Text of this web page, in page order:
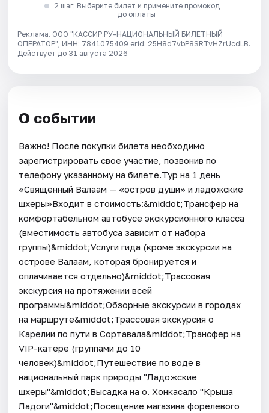
2 шаг. Выберите билет и примените промокод
до оплаты
Реклама. ООО "КАССИР.РУ-НАЦИОНАЛЬНЫЙ БИЛЕТНЫЙ
ОПЕРАТОР", ИНН: 7841075409 erid: 25H8d7vbP8SRTvHZrUcdLB.
Действует до 31 августа 2026
О событии
Важно! После покупки билета необходимо
зарегистрировать свое участие, позвонив по
телефону указанному на билете.Тур на 1 день
«Священный Валаам — «остров души» и ладожские
шхеры»Входит в стоимость:&middot;Трансфер на
комфортабельном автобусе экскурсионного класса
(вместимость автобуса зависит от набора
группы)&middot;Услуги гида (кроме экскурсии на
острове Валаам, которая бронируется и
оплачивается отдельно)&middot;Трассовая
экскурсия на протяжении всей
программы&middot;Обзорные экскурсии в городах
на маршруте&middot;Трассовая экскурсия о
Карелии по пути в Сортавала&middot;Трансфер на
VIP-катере (группами до 10
человек)&middot;Путешествие по воде в
национальный парк природы "Ладожские
шхеры"&middot;Высадка на о. Хонкасало "Крыша
Ладоги"&middot;Посещение магазина форелевого